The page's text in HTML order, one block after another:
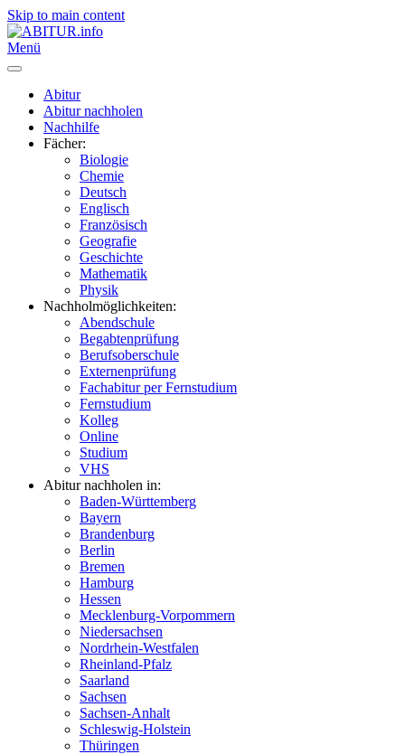
Skip to main content
Menü
Abitur
Abitur nachholen
Nachhilfe
Fächer:
Biologie
Chemie
Deutsch
Englisch
Französisch
Geografie
Geschichte
Mathematik
Physik
Nachholmöglichkeiten:
Abendschule
Begabtenprüfung
Berufsoberschule
Externenprüfung
Fachabitur per Fernstudium
Fernstudium
Kolleg
Online
Studium
VHS
Abitur nachholen in:
Baden-Württemberg
Bayern
Brandenburg
Berlin
Bremen
Hamburg
Hessen
Mecklenburg-Vorpommern
Niedersachsen
Nordrhein-Westfalen
Rheinland-Pfalz
Saarland
Sachsen
Sachsen-Anhalt
Schleswig-Holstein
Thüringen